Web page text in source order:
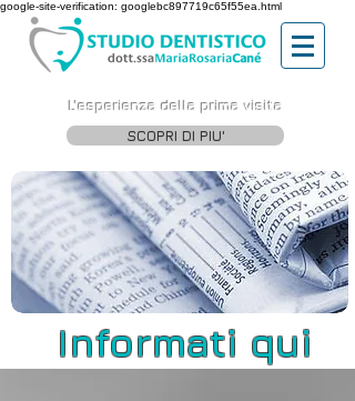
google-site-verification: googlebc897719c65f55ea.html
L'esperienza della prima visita
SCOPRI DI PIU'
Informati qui